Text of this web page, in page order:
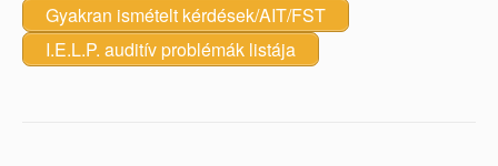
Gyakran ismételt kérdések/AIT/FST
I.E.L.P. auditív problémák listája